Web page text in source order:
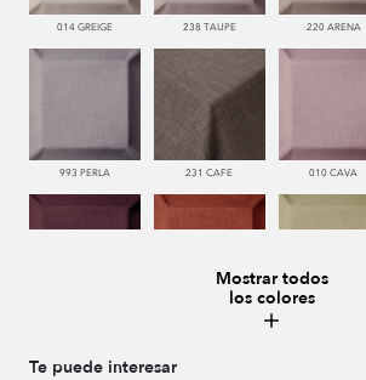
014 GREIGE 238 TAUPE 220 ARENA
993 PERLA 231 CAFE 010 CAVA
Mostrar todos
los colores
Te puede interesar